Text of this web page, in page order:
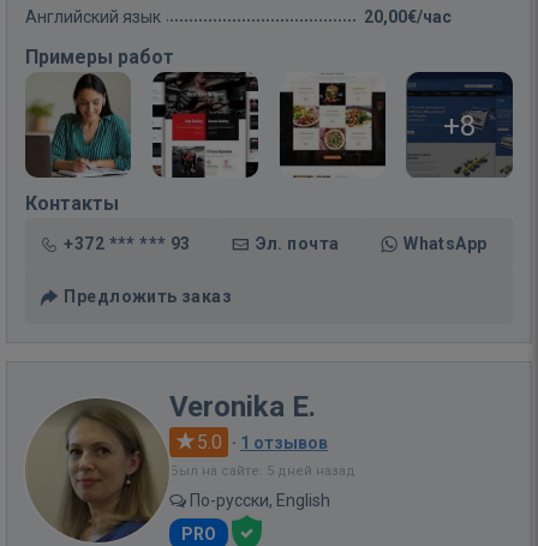
Английский язык 20,00€/час
Примеры работ
+8
Контакты
+372 *** *** 93 Эл. почта WhatsApp
Предложить заказ
Veronika E.
5.0 · 1 отзывов
Был на сайте: 5 дней назад
По-русски, English
PRO